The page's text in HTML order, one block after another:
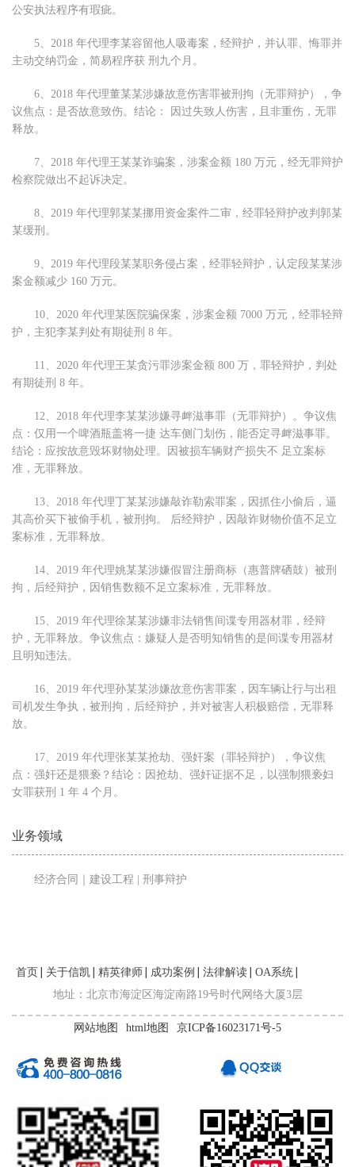
公安执法程序有瑕疵。
5、2018 年代理李某容留他人吸毒案，经辩护，并认罪、悔罪并
主动交纳罚金，简易程序获 刑九个月。
6、2018 年代理董某某涉嫌故意伤害罪被刑拘（无罪辩护），争
议焦点：是否故意致伤。结论： 因过失致人伤害，且非重伤，无罪
释放。
7、2018 年代理王某某诈骗案，涉案金额 180 万元，经无罪辩护
检察院做出不起诉决定。
8、2019 年代理郭某某挪用资金案件二审，经罪轻辩护改判郭某
某缓刑。
9、2019 年代理段某某职务侵占案，经罪轻辩护，认定段某某涉
案金额减少 160 万元。
10、2020 年代理某医院骗保案，涉案金额 7000 万元，经罪轻辩
护，主犯李某判处有期徒刑 8 年。
11、2020 年代理王某贪污罪涉案金额 800 万，罪轻辩护，判处
有期徒刑 8 年。
12、2018 年代理李某某涉嫌寻衅滋事罪（无罪辩护）。争议焦
点：仅用一个啤酒瓶盖将一捷 达车侧门划伤，能否定寻衅滋事罪。
结论：应按故意毁坏财物处理。因被损车辆财产损失不 足立案标
准，无罪释放。
13、2018 年代理丁某某涉嫌敲诈勒索罪案，因抓住小偷后，逼
其高价买下被偷手机，被刑拘。 后经辩护，因敲诈财物价值不足立
案标准，无罪释放。
14、2019 年代理姚某某涉嫌假冒注册商标（惠普牌硒鼓）被刑
拘，后经辩护，因销售数额不足立案标准，无罪释放。
15、2019 年代理徐某某涉嫌非法销售间谍专用器材罪，经辩
护，无罪释放。争议焦点：嫌疑人是否明知销售的是间谍专用器材
且明知违法。
16、2019 年代理孙某某涉嫌故意伤害罪案，因车辆让行与出租
司机发生争执，被刑拘，后经辩护，并对被害人积极赔偿，无罪释
放。
17、2019 年代理张某某抢劫、强奸案（罪轻辩护），争议焦
点：强奸还是猥亵？结论：因抢劫、强奸证据不足，以强制猥亵妇
女罪获刑 1 年 4 个月。
业务领域
经济合同｜建设工程 | 刑事辩护
首页 关于信凯 精英律师 成功案例 法律解读
OA系统
地址：北京市海淀区海淀南路19号时代网络大厦3层
网站地图 html地图 京ICP备16023171号-5